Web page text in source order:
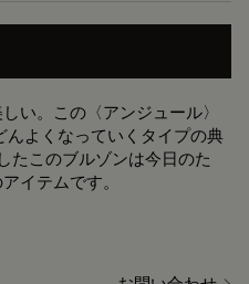
い。この〈アンジュール〉
よくなっていくタイプの典
たこのブルゾンは今日のた
イテムです。